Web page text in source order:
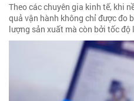
Theo các chuyên gia kinh tế, khi
quả vận hành không chỉ được đo
lượng sản xuất mà còn bởi tốc độ